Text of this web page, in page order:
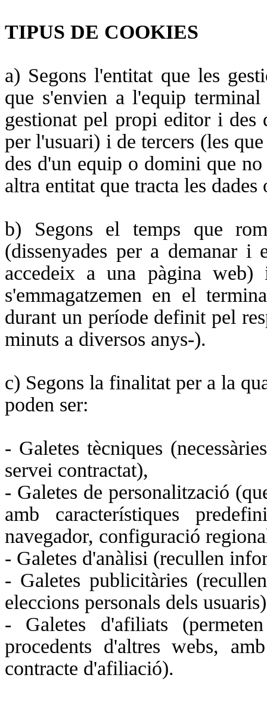
TIPUS DE COOKIES
a) Segons l'entitat que les
que s'envien a l'equip
gestionat pel propi editor i des
per l'usuari) i de tercers (les
des d'un equip o domini que
altra entitat que tracta les
b) Segons el temps que
(dissenyades per a demanar i
accedeix a una pàgina web)
s'emmagatzemen en el
durant un període definit pel
minuts a diversos anys-).
c) Segons la finalitat per a la
poden ser:
- Galetes tècniques
servei contractat),
- Galetes de personalització
amb característiques
navegador, configuració
- Galetes d'anàlisi (recullen
- Galetes publicitàries
eleccions personals dels
- Galetes d'afiliats
procedents d'altres webs,
contracte d'afiliació).